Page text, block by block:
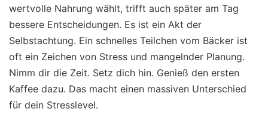
wertvolle Nahrung wählt, trifft auch später am Tag
bessere Entscheidungen. Es ist ein Akt der
Selbstachtung. Ein schnelles Teilchen vom Bäcker ist
oft ein Zeichen von Stress und mangelnder Planung.
Nimm dir die Zeit. Setz dich hin. Genieß den ersten
Kaffee dazu. Das macht einen massiven Unterschied
für dein Stresslevel.